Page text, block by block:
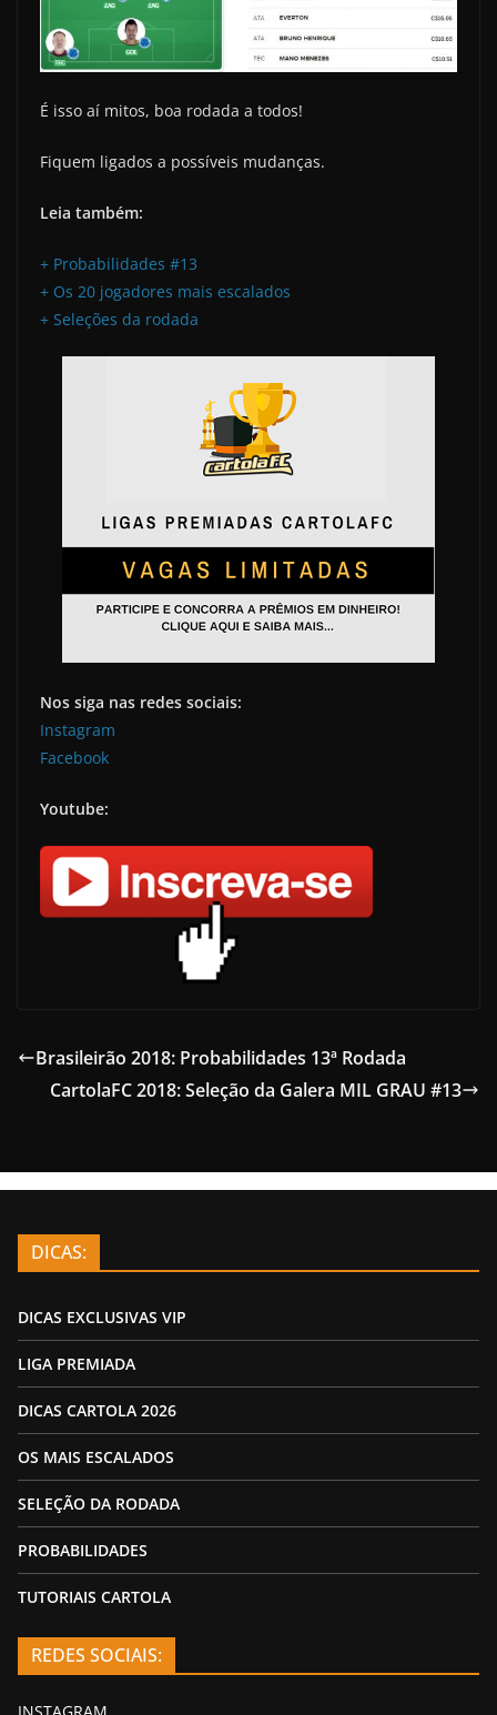
É isso aí mitos, boa rodada a todos!
Fiquem ligados a possíveis mudanças.
Leia também:
+ Probabilidades #13
+ Os 20 jogadores mais escalados
+ Seleções da rodada
Nos siga nas redes sociais:
Instagram
Facebook
Youtube:
Brasileirão 2018: Probabilidades 13ª Rodada
CartolaFC 2018: Seleção da Galera MIL GRAU #13
DICAS:
DICAS EXCLUSIVAS VIP
LIGA PREMIADA
DICAS CARTOLA 2026
OS MAIS ESCALADOS
SELEÇÃO DA RODADA
PROBABILIDADES
TUTORIAIS CARTOLA
REDES SOCIAIS: